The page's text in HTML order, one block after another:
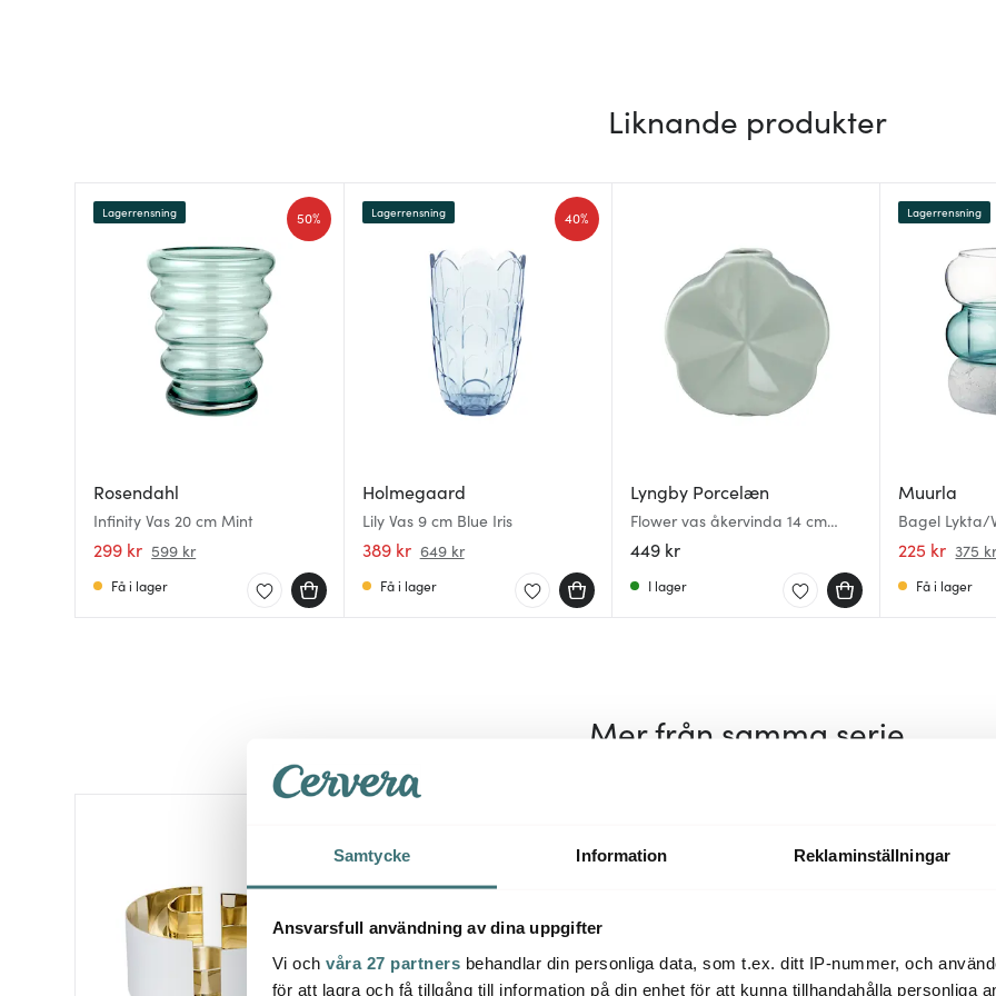
Samtycke Information Reklaminställningar
Ansvarsfull användning av dina uppgifter
Vi och våra 27 partners behandlar din personliga data, som t.ex. ditt IP-nummer, och
för att lagra och få tillgång till information på din enhet för att kunna tillhandahålla personliga
Liknande produkter
Rosendahl
Infinity Vas 20 cm Mint
299 kr 599 kr
50%
Lagerrensning
Få i lager
Holmegaard
Lily Vas 9 cm Blue Iris
389 kr 649 kr
40%
Lagerrensning
Få i lager
Lyngby Porcelæn
Flower vas åkervinda 14 cm
grön
449 kr
I lager
Muurla
Bagel Lykta/
225 kr 375
Lagerrensning
Få i lager
Mer från samma serie